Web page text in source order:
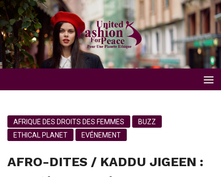
AFRIQUE DES DROITS DES FEMMES
BUZZ
ETHICAL PLANET
EVÉNEMENT
AFRO-DITES / KADDU JIGEEN :